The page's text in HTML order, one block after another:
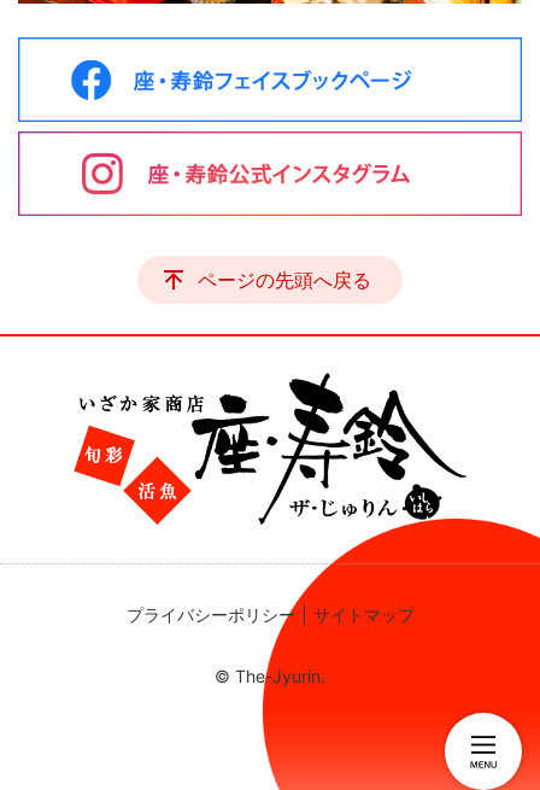
ページの先頭へ戻る
プライバシーポリシー サイトマップ
© The-Jyurin.